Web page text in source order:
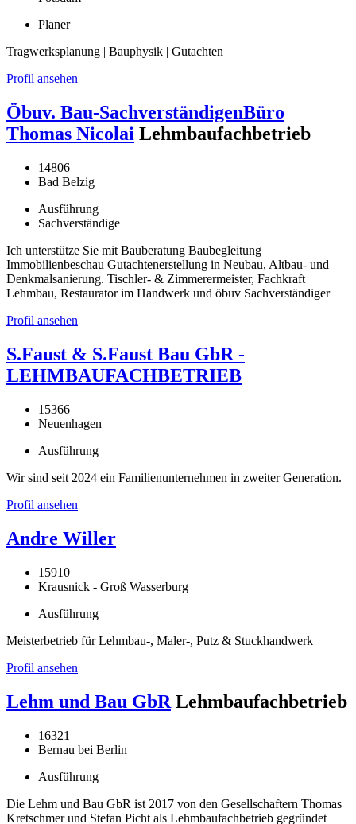
Planer
Tragwerksplanung | Bauphysik | Gutachten
Profil ansehen
Öbuv. Bau-SachverständigenBüro
Thomas Nicolai Lehmbaufachbetrieb
14806
Bad Belzig
Ausführung
Sachverständige
Ich unterstütze Sie mit Bauberatung Baubegleitung
Immobilienbeschau Gutachtenerstellung in Neubau, Altbau- und
Denkmalsanierung. Tischler- & Zimmerermeister, Fachkraft
Lehmbau, Restaurator im Handwerk und öbuv Sachverständiger
Profil ansehen
S.Faust & S.Faust Bau GbR -
LEHMBAUFACHBETRIEB
15366
Neuenhagen
Ausführung
Wir sind seit 2024 ein Familienunternehmen in zweiter Generation.
Profil ansehen
Andre Willer
15910
Krausnick - Groß Wasserburg
Ausführung
Meisterbetrieb für Lehmbau-, Maler-, Putz & Stuckhandwerk
Profil ansehen
Lehm und Bau GbR Lehmbaufachbetrieb
16321
Bernau bei Berlin
Ausführung
Die Lehm und Bau GbR ist 2017 von den Gesellschaftern Thomas
Kretschmer und Stefan Picht als Lehmbaufachbetrieb gegründet